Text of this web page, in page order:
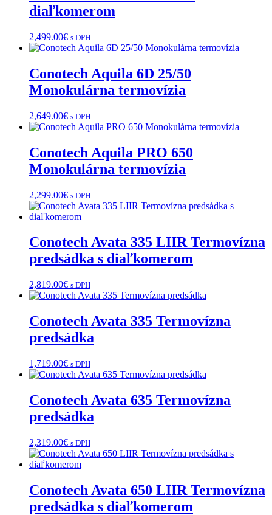
diaľkomerom
2,499.00€ s DPH
Conotech Aquila 6D 25/50
Monokulárna termovízia
2,649.00€ s DPH
Conotech Aquila PRO 650
Monokulárna termovízia
2,299.00€ s DPH
Conotech Avata 335 LIIR Termovízna
predsádka s diaľkomerom
2,819.00€ s DPH
Conotech Avata 335 Termovízna
predsádka
1,719.00€ s DPH
Conotech Avata 635 Termovízna
predsádka
2,319.00€ s DPH
Conotech Avata 650 LIIR Termovízna
predsádka s diaľkomerom